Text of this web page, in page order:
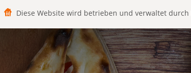
Diese Website wird betrieben und verwaltet durch